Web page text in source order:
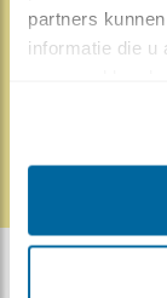
partners
informatie die u
Door Louis van
Volg